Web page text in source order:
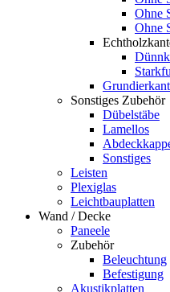
Ohne
Ohne
Sonstiges Zubehör
Dübelstäbe
Lamellos
Sonstiges
Leisten
Plexiglas
Leichtbauplatten
Wand / Decke
Paneele
Zubehör
Beleuchtung
Befestigung
Akustikplatten